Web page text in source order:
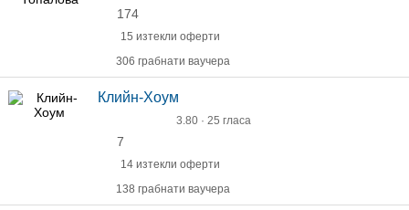
174
15 изтекли оферти
306 грабнати ваучера
Клийн-Хоум
3.80 · 25 гласа
7
14 изтекли оферти
138 грабнати ваучера